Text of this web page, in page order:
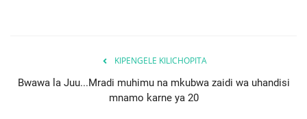
KIPENGELE KILICHOPITA
Bwawa la Juu...Mradi muhimu na mkubwa zaidi wa uhandisi
mnamo karne ya 20